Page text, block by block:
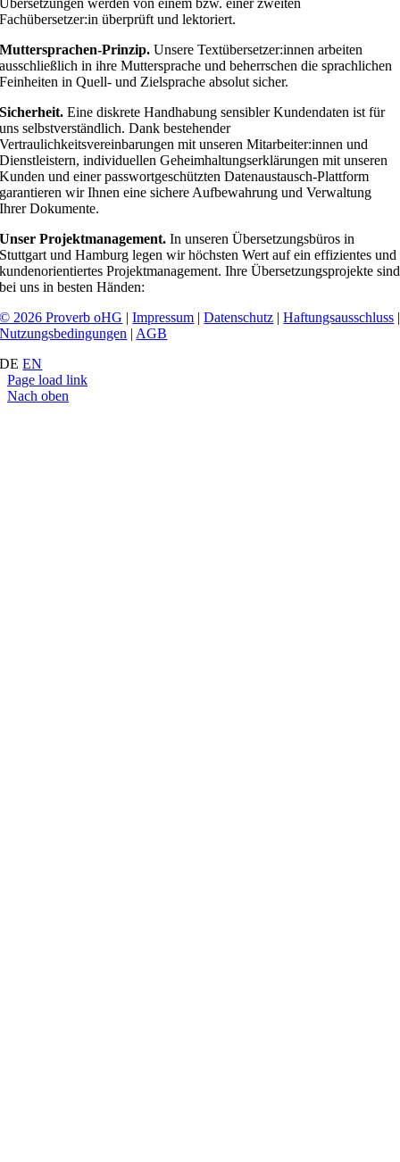
Übersetzungen werden von einem bzw. einer zweiten
Fachübersetzer:in überprüft und lektoriert.
Muttersprachen-Prinzip. Unsere Textübersetzer:innen arbeiten
ausschließlich in ihre Muttersprache und beherrschen die sprachlichen
Feinheiten in Quell- und Zielsprache absolut sicher.
Sicherheit. Eine diskrete Handhabung sensibler Kundendaten ist für
uns selbstverständlich. Dank bestehender
Vertraulichkeitsvereinbarungen mit unseren Mitarbeiter:innen und
Dienstleistern, individuellen Geheimhaltungserklärungen mit unseren
Kunden und einer passwortgeschützten Datenaustausch-Plattform
garantieren wir Ihnen eine sichere Aufbewahrung und Verwaltung
Ihrer Dokumente.
Unser Projektmanagement. In unseren Übersetzungsbüros in
Stuttgart und Hamburg legen wir höchsten Wert auf ein effizientes und
kundenorientiertes Projektmanagement. Ihre Übersetzungsprojekte sind
bei uns in besten Händen:
© 2026 Proverb oHG |Impressum |Datenschutz |Haftungsausschluss |
Nutzungsbedingungen |AGB
DE EN
Page load link
Nach oben